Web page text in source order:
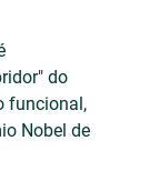
do
funcional,
Nobel de